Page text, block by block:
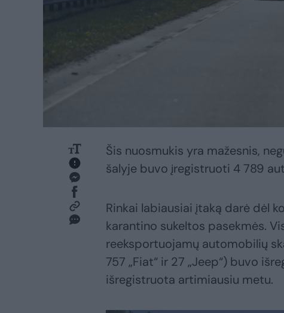
Šis nuosmukis yra mažesnis,
šalyje buvo įregistruoti 4 789
Rinkai labiausiai įtaką darė dėl
karantino sukeltos pasekmės.
reeksportuojamų automobilių
757 „Fiat“ ir 27 „Jeep“) buvo
išregistruota artimiausiu metu.